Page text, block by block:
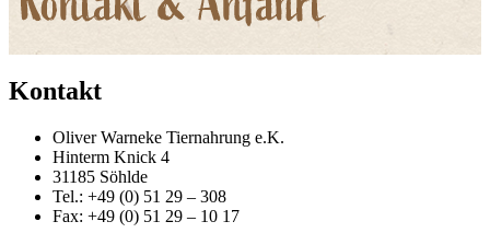
Kontakt
Oliver Warneke Tiernahrung e.K.
Hinterm Knick 4
31185 Söhlde
Tel.: +49 (0) 51 29 – 308
Fax: +49 (0) 51 29 – 10 17